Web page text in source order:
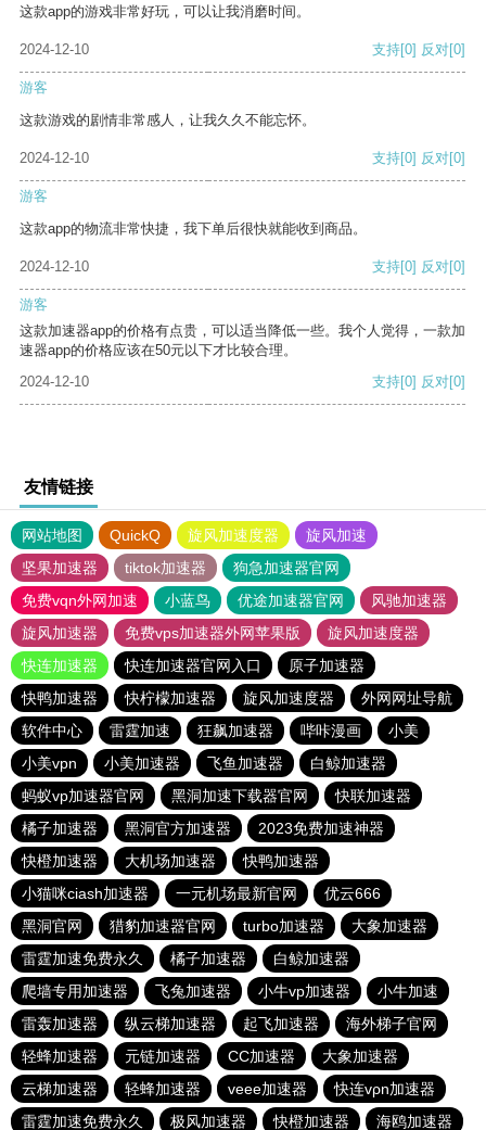
这款app的游戏非常好玩，可以让我消磨时间。
2024-12-10 支持[0] 反对[0]
游客
这款游戏的剧情非常感人，让我久久不能忘怀。
2024-12-10 支持[0] 反对[0]
游客
这款app的物流非常快捷，我下单后很快就能收到商品。
2024-12-10 支持[0] 反对[0]
游客
这款加速器app的价格有点贵，可以适当降低一些。我个人觉得，一款加
速器app的价格应该在50元以下才比较合理。
2024-12-10
支持[0] 反对[0]
友情链接
网站地图 QuickQ 旋风加速度器
旋风加速
坚果加速器
tiktok加速器
狗急加速器官网
免费vqn外网加速
小蓝鸟 优途加速器官网
风驰加速器
旋风加速器
免费vps加速器外网苹果版
旋风加速度器
快连加速器
快连加速器官网入口
原子加速器
快鸭加速器
快柠檬加速器 旋风加速度器
外网网址导航
软件中心
雷霆加速 狂飙加速器 哔咔漫画
小美
小美vpn
小美加速器 飞鱼加速器
白鲸加速器
蚂蚁vp加速器官网
黑洞加速下载器官网
快联加速器
橘子加速器
黑洞官方加速器
2023免费加速神器
快橙加速器
大机场加速器
快鸭加速器
小猫咪ciash加速器
一元机场最新官网
优云666
黑洞官网
猎豹加速器官网 turbo加速器
大象加速器
雷霆加速免费永久
橘子加速器
白鲸加速器
爬墙专用加速器
飞兔加速器 小牛vp加速器
小牛加速
雷轰加速器
纵云梯加速器 起飞加速器
海外梯子官网
轻蜂加速器
元链加速器 CC加速器
大象加速器
云梯加速器
轻蜂加速器 veee加速器
快连vρn加速器
雷霆加速免费永久
极风加速器 快橙加速器 海鸥加速器